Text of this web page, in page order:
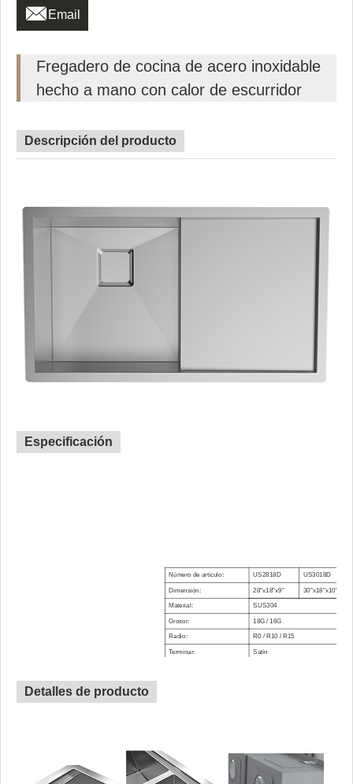
 Email
Fregadero de cocina de acero inoxidable
hecho a mano con calor de escurridor
Descripción del producto
Especificación
Número de artículo: US2818D US3018D
Dimensión: 28"x18"x9" 30"x18"x10"
Material: SUS304
Grosor: 18G / 16G
Radio: R0 / R10 / R15
Terminar: Satín
Detalles de producto